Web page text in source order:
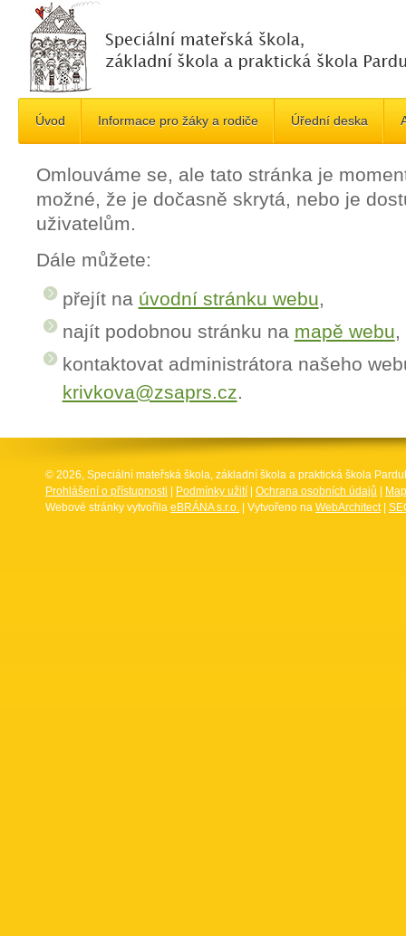
Úvod Informace pro žáky a rodiče Úřední deska
Omlouváme se, ale tato stránka je
možné, že je dočasně skrytá, nebo je
uživatelům.
Dále můžete:
přejít na úvodní stránku webu,
najít podobnou stránku na mapě webu,
kontaktovat administrátora našeho
krivkova@zsaprs.cz.
© 2026, Speciální mateřská škola, základní škola a praktická škola
Prohlášení o přístupnosti
Podmínky užití Ochrana osobních údajů
Webové stránky vytvořila eBRÁNA s.r.o. | Vytvořeno na WebArchitect|